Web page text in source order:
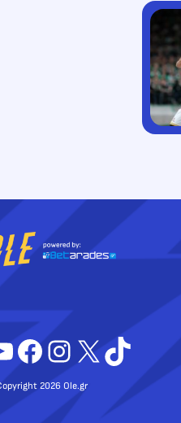
Facebook
Instagram
X TikTok
2026 Ole.gr